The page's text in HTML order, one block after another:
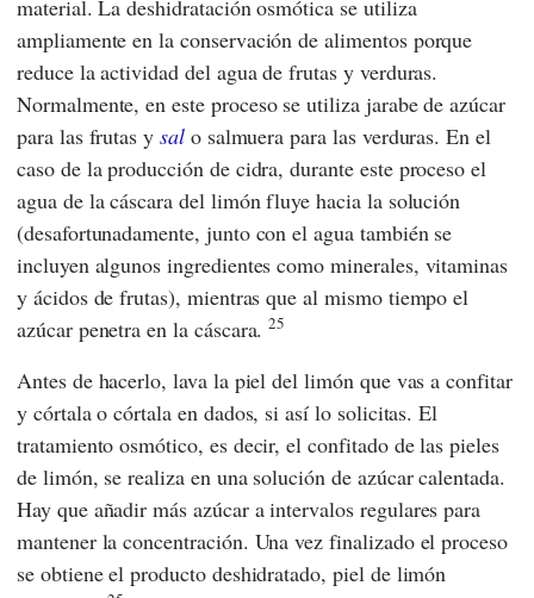
material. La deshidratación osmótica se utiliza
ampliamente en la conservación de alimentos porque
reduce la actividad del agua de frutas y verduras.
Normalmente, en este proceso se utiliza jarabe de azúcar
para las frutas ysalo salmuera para las verduras. En el
caso de la producción de cidra, durante este proceso el
agua de la cáscara del limón fluye hacia la solución
(desafortunadamente, junto con el agua también se
incluyen algunos ingredientes como minerales, vitaminas
y ácidos de frutas), mientras que al mismo tiempo el
azúcar penetra en la cáscara.25
Antes de hacerlo, lava la piel del limón que vas a confitar
y córtala o córtala en dados, si así lo solicitas. El
tratamiento osmótico, es decir, el confitado de las pieles
de limón, se realiza en una solución de azúcar calentada.
Hay que añadir más azúcar a intervalos regulares para
mantener la concentración. Una vez finalizado el proceso
se obtiene el producto deshidratado, piel de limón